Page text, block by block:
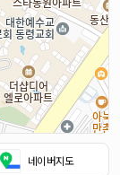
네이버지도